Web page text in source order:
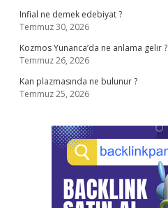
Infial ne demek edebiyat ?
Temmuz 30, 2026
Kozmos Yunanca’da ne anlama gelir ?
Temmuz 26, 2026
Kan plazmasında ne bulunur ?
Temmuz 25, 2026